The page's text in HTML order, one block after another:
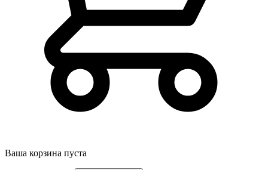
Ваша корзина пуста